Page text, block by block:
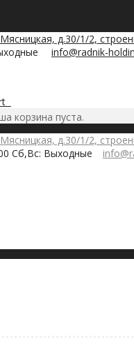
д.30/1/2,
info@radnik-
корзина пуста.
д.30/1/2,
Сб,Вс: Выходные